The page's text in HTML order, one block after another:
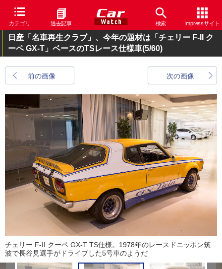
カテゴリ 過去記事 検索 Impressサイト
日産「名車再生クラブ」、今年の題材は「チェリー F-II ク
ーペ GX-T」ベースのTSレース仕様車(5/60)
前の画像 次の画像
チェリー F-II クーペ GX-T TS仕様。1978年のレースドニッポン筑
波で長谷見選手がドライブした5号車のようだ